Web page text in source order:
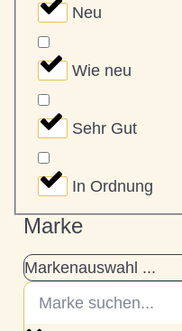
Neu
Wie neu
Sehr Gut
In Ordnung
Marke
Markenauswahl ...